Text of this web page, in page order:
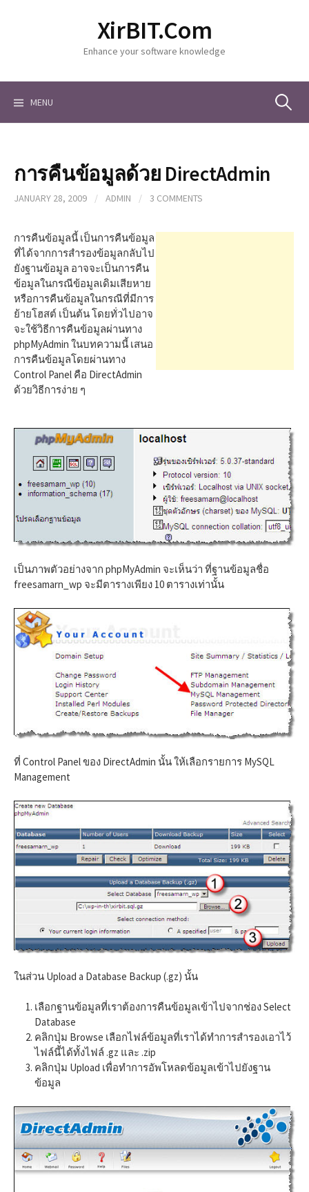
o
XirBIT.Com
Enhance your software knowledge
MENU S
การคืนข้อมูลด้วย DirectAdmin
JANUARY 28, 2009 / ADMIN / 3 COMMENTS
การคืนข้อมูลนี้ เป็นการคืนข้อมูล
ที่ได้จากการสำรองข้อมูลกลับไป
ยังฐานข้อมูล อาจจะเป็นการคืน
ข้อมูลในกรณีข้อมูลเดิมเสียหาย
หรือการคืนข้อมูลในกรณีที่มีการ
ย้ายโฮสต์ เป็นต้น โดยทั่วไปอาจ
จะใช้วิธีการคืนข้อมูลผ่านทาง
phpMyAdmin ในบทความนี้ เสนอ
การคืนข้อมูลโดยผ่านทาง
Control Panel คือ DirectAdmin
ด้วยวิธีการง่าย ๆ
เป็นภาพตัวอย่างจาก phpMyAdmin จะเห็นว่า ที่ฐานข้อมูลชื่อ
freesamarn_wp จะมีตารางเพียง 10 ตารางเท่านั้น
ที่ Control Panel ของ DirectAdmin นั้น ให้เลือกรายการ MySQL
Management
ในส่วน Upload a Database Backup (.gz) นั้น
เลือกฐานข้อมูลที่เราต้องการคืนข้อมูลเข้าไปจากช่อง Select
Database
คลิกปุ่ม Browse เลือกไฟล์ข้อมูลที่เราได้ทำการสำรองเอาไว้
ไฟล์นี้ได้ทั้งไฟล์ .gz และ .zip
คลิกปุ่ม Upload เพื่อทำการอัพโหลดข้อมูลเข้าไปยังฐาน
ข้อมูล